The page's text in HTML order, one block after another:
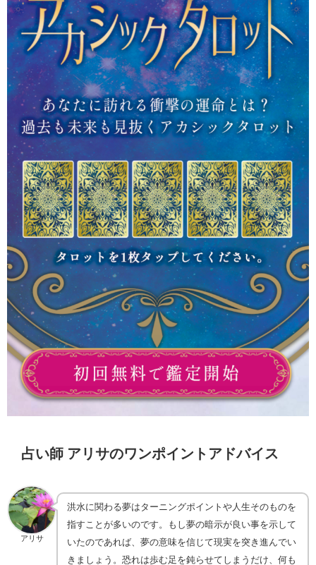
占い師 アリサのワンポイントアドバイス
アリサ
洪水に関わる夢はターニングポイントや人生そのものを
指すことが多いのです。もし夢の暗示が良い事を示して
いたのであれば、夢の意味を信じて現実を突き進んでい
きましょう。恐れは歩む足を鈍らせてしまうだけ、何も